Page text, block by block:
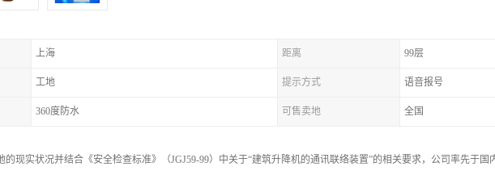
上海 距离 99层
工地 提示方式 语音报号
360度防水 可售卖地 全国
的现实状况并结合《安全检查标准》（JGJ59-99）中关于“建筑升降机的通讯联络装置”的相关要求，公司率先于国